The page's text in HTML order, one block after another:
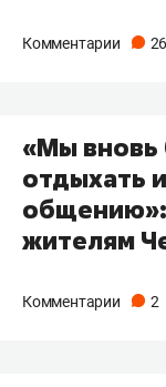
Комментарии 26
«Мы вновь
отдыхать
общению»:
жителям
Комментарии 2